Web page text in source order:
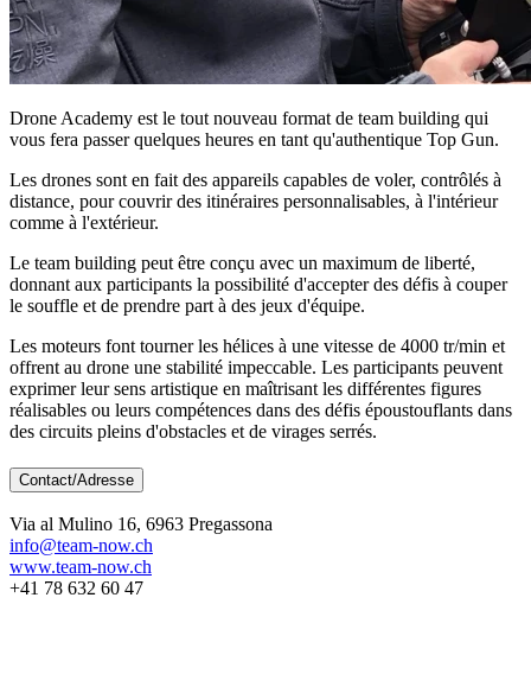
Drone Academy est le tout nouveau format de team building qui
vous fera passer quelques heures en tant qu'authentique Top Gun.
Les drones sont en fait des appareils capables de voler, contrôlés à
distance, pour couvrir des itinéraires personnalisables, à l'intérieur
comme à l'extérieur.
Le team building peut être conçu avec un maximum de liberté,
donnant aux participants la possibilité d'accepter des défis à couper
le souffle et de prendre part à des jeux d'équipe.
Les moteurs font tourner les hélices à une vitesse de 4000 tr/min et
offrent au drone une stabilité impeccable. Les participants peuvent
exprimer leur sens artistique en maîtrisant les différentes figures
réalisables ou leurs compétences dans des défis époustouflants dans
des circuits pleins d'obstacles et de virages serrés.
Contact/Adresse
Via al Mulino 16, 6963 Pregassona
info@team-now.ch
www.team-now.ch
+41 78 632 60 47